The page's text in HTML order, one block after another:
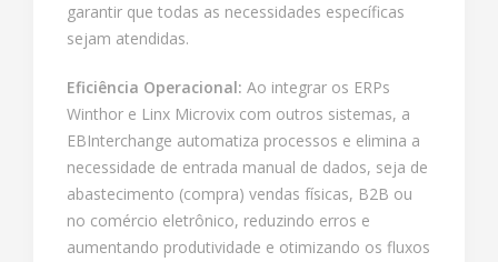
garantir que todas as necessidades específicas
sejam atendidas.
Eficiência Operacional: Ao integrar os ERPs
Winthor e Linx Microvix com outros sistemas, a
EBInterchange automatiza processos e elimina a
necessidade de entrada manual de dados, seja de
abastecimento (compra) vendas físicas, B2B ou
no comércio eletrônico, reduzindo erros e
aumentando produtividade e otimizando os fluxos